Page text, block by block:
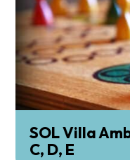
SOL Villa
C, D, E